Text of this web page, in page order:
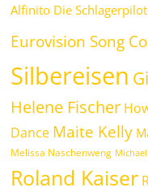
Alfinito Die
Eurovision Song
Silbereisen
Helene Fischer
Dance Maite Kelly
Melissa Naschenweng
Roland Kaiser